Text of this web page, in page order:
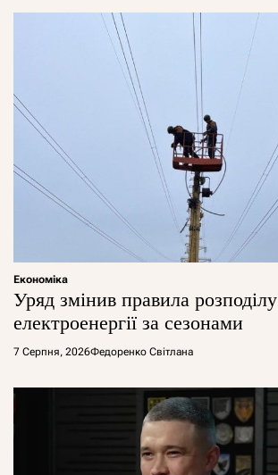
Економіка
Уряд змінив правила розподілу
електроенергії за сезонами
7 Серпня, 2026Федоренко Світлана